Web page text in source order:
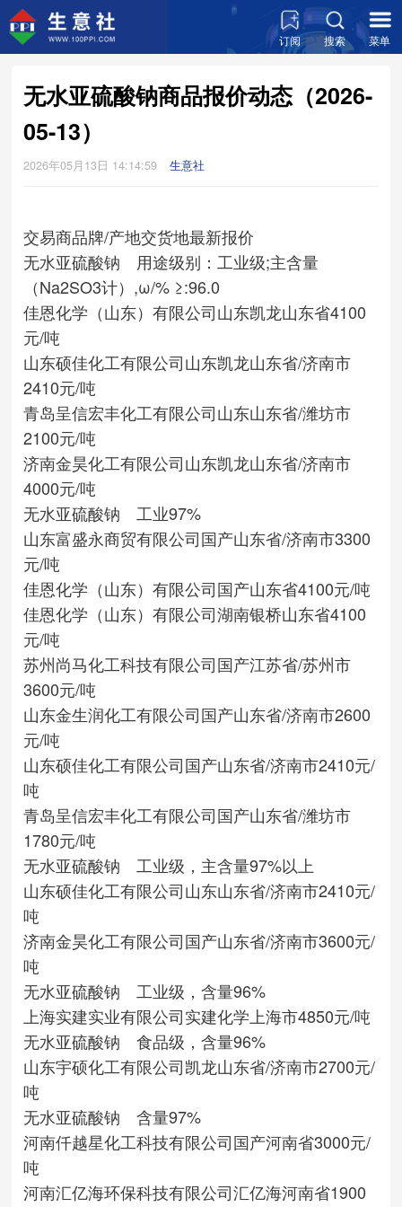
订阅 搜索 菜单
无水亚硫酸钠商品报价动态（2026-
05-13）
2026年05月13日 14:14:59 生意社
交易商品牌/产地交货地最新报价
无水亚硫酸钠 用途级别：工业级;主含量
（Na2SO3计）,ω/% ≥:96.0
佳恩化学（山东）有限公司山东凯龙山东省4100
元/吨
山东硕佳化工有限公司山东凯龙山东省/济南市
2410元/吨
青岛呈信宏丰化工有限公司山东山东省/潍坊市
2100元/吨
济南金昊化工有限公司山东凯龙山东省/济南市
4000元/吨
无水亚硫酸钠 工业97%
山东富盛永商贸有限公司国产山东省/济南市3300
元/吨
佳恩化学（山东）有限公司国产山东省4100元/吨
佳恩化学（山东）有限公司湖南银桥山东省4100
元/吨
苏州尚马化工科技有限公司国产江苏省/苏州市
3600元/吨
山东金生润化工有限公司国产山东省/济南市2600
元/吨
山东硕佳化工有限公司国产山东省/济南市2410元/
吨
青岛呈信宏丰化工有限公司国产山东省/潍坊市
1780元/吨
无水亚硫酸钠 工业级，主含量97%以上
山东硕佳化工有限公司山东山东省/济南市2410元/
吨
济南金昊化工有限公司国产山东省/济南市3600元/
吨
无水亚硫酸钠 工业级，含量96%
上海实建实业有限公司实建化学 上海市4850元/吨
无水亚硫酸钠 食品级，含量96%
山东宇硕化工有限公司凯龙山东省/济南市2700元/
吨
无水亚硫酸钠 含量97%
河南仟越星化工科技有限公司国产河南省3000元/
吨
河南汇亿海环保科技有限公司汇亿海河南省1900